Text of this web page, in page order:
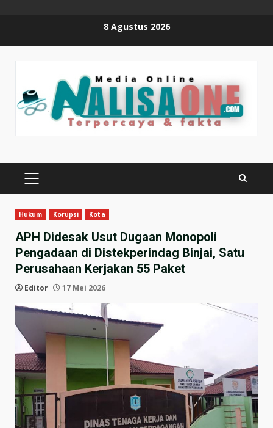
8 Agustus 2026
PRIMARY
Hukum Korupsi Kota
APH Didesak Usut Dugaan Monopoli
Pengadaan di Distekperindag Binjai, Satu
Perusahaan Kerjakan 55 Paket
Editor 17 Mei 2026